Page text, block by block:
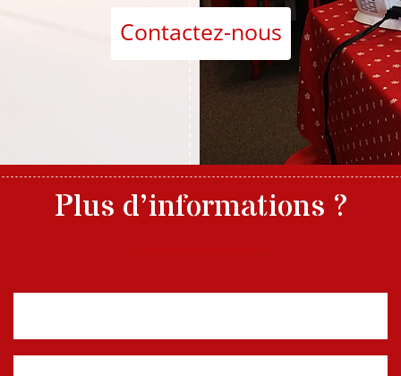
Contactez-nous
Plus d’informations ?